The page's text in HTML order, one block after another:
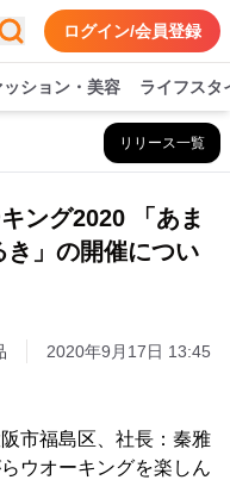
ログイン/会員登録
ッション・美容 ライフスタ
リリース一覧
ング2020 「あま
き」の開催につい
2020年9月17日 13:45
市福島区、社長：秦雅
ウオーキングを楽しん